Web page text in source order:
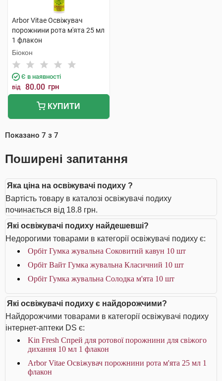
Arbor Vitae Освіжувач
порожнини рота м'ята 25 мл
1 флакон
Біокон
Є в наявності
від 80.00 грн
КУПИТИ
Показано 7 з 7
Поширені запитання
Яка ціна на освіжувачі подиху ?
Вартість товару в каталозі освіжувачі подиху
починається від 18.8 грн.
Які освіжувачі подиху найдешевші?
Недорогими товарами в категорії освіжувачі подиху є:
Орбіт Гумка жувальна Соковитий кавун 10 шт
Орбіт Вайт Гумка жувальна Класичний 10 шт
Орбіт Гумка жувальна Солодка м'ята 10 шт
Які освіжувачі подиху є найдорожчими?
Найдорожчими товарами в категорії освіжувачі подиху
інтернет-аптеки DS є:
Kin Fresh Спрей для ротової порожнини для свіжого
дихання 10 мл 1 флакон
Arbor Vitae Освіжувач порожнини рота м'ята 25 мл 1
флакон